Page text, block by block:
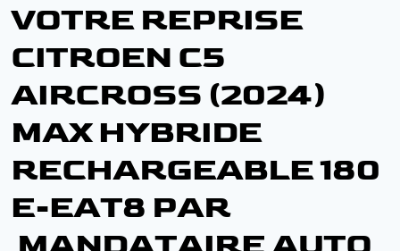
VOTRE REPRISE
CITROEN C5
AIRCROSS (2024)
MAX HYBRIDE
RECHARGEABLE 180
E-EAT8 PAR